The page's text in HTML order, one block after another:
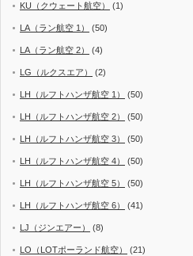
KU（クウェート航空） (1)
LA（ラン航空 1） (50)
LA（ラン航空 2） (4)
LG（ルクスエア） (2)
LH（ルフトハンザ航空 1） (50)
LH（ルフトハンザ航空 2） (50)
LH（ルフトハンザ航空 3） (50)
LH（ルフトハンザ航空 4） (50)
LH（ルフトハンザ航空 5） (50)
LH（ルフトハンザ航空 6） (41)
LJ（ジンエアー） (8)
LO（LOTポーランド航空） (21)